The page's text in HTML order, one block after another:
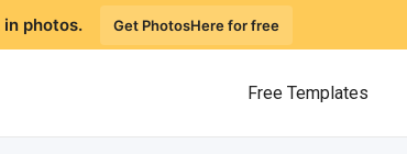
photos. Get PhotosHere for free
Free Templates